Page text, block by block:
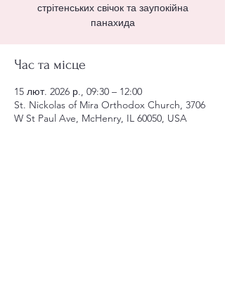
стрітенських свічок та заупокійна
панахида
Час та місце
15 лют. 2026 р., 09:30 – 12:00
St. Nickolas of Mira Orthodox Church, 3706
W St Paul Ave, McHenry, IL 60050, USA